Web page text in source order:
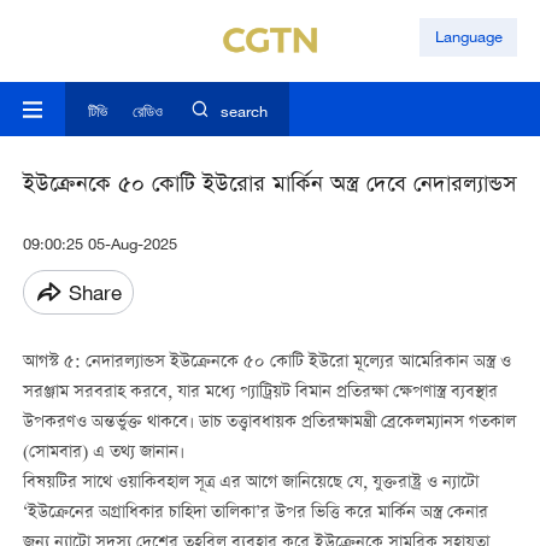
Language
টিভি রেডিও search
ইউক্রেনকে ৫০ কোটি ইউরোর মার্কিন অস্ত্র দেবে নেদারল্যান্ডস
09:00:25 05-Aug-2025
Share
আগস্ট ৫: নেদারল্যান্ডস ইউক্রেনকে ৫০ কোটি ইউরো মূল্যের আমেরিকান অস্ত্র ও
সরঞ্জাম সরবরাহ করবে, যার মধ্যে প্যাট্রিয়ট বিমান প্রতিরক্ষা ক্ষেপণাস্ত্র ব্যবস্থার
উপকরণও অন্তর্ভুক্ত থাকবে। ডাচ তত্ত্বাবধায়ক প্রতিরক্ষামন্ত্রী ব্রেকেলম্যানস গতকাল
(সোমবার) এ তথ্য জানান।
বিষয়টির সাথে ওয়াকিবহাল সূত্র এর আগে জানিয়েছে যে, যুক্তরাষ্ট্র ও ন্যাটো
‘ইউক্রেনের অগ্রাধিকার চাহিদা তালিকা’র উপর ভিত্তি করে মার্কিন অস্ত্র কেনার